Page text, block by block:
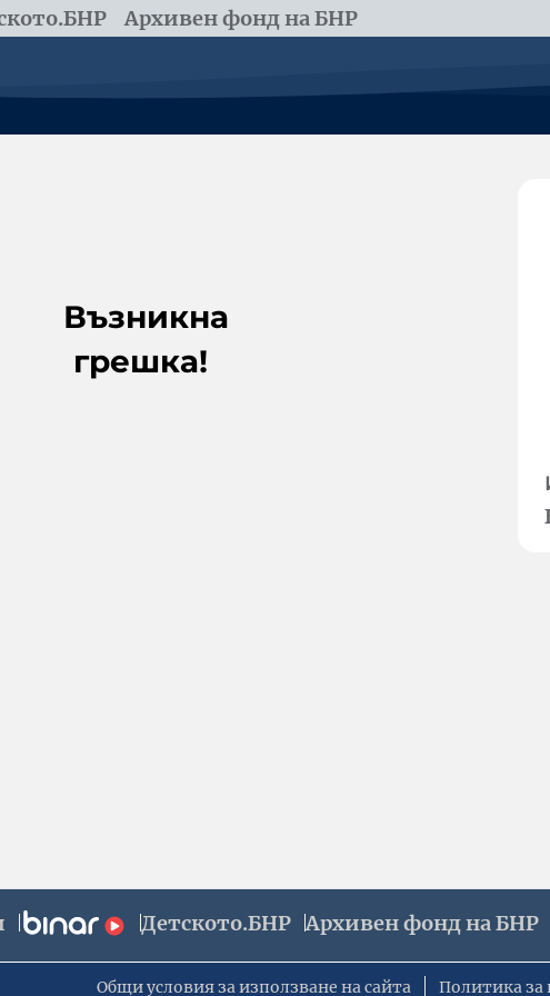
Архивен фонд на БНР
Възникна
грешка!
Детското.БНР Архивен фонд на БНР
Общи условия за използване на сайта Политика за